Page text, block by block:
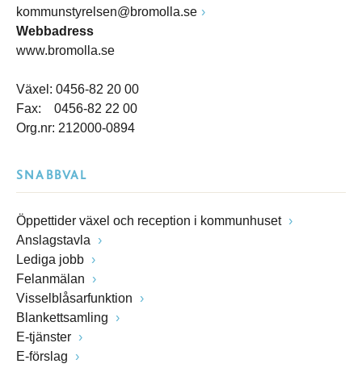
kommunstyrelsen@bromolla.se
Webbadress
www.bromolla.se
Växel: 0456-82 20 00
Fax: 0456-82 22 00
Org.nr: 212000-0894
SNABBVAL
Öppettider växel och reception i kommunhuset
Anslagstavla
Lediga jobb
Felanmälan
Visselblåsarfunktion
Blankettsamling
E-tjänster
E-förslag